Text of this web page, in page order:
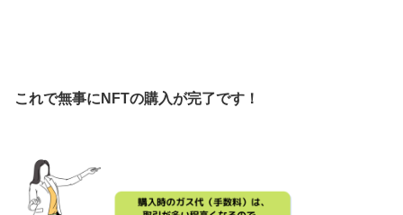
これで無事にNFTの購入が完了です！